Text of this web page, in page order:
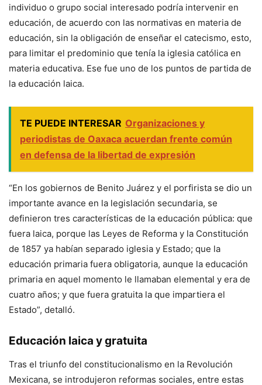
individuo o grupo social interesado podría intervenir en
educación, de acuerdo con las normativas en materia de
educación, sin la obligación de enseñar el catecismo, esto,
para limitar el predominio que tenía la iglesia católica en
materia educativa. Ese fue uno de los puntos de partida de
la educación laica.
TE PUEDE INTERESAR Organizaciones y
periodistas de Oaxaca acuerdan frente común
en defensa de la libertad de expresión
“En los gobiernos de Benito Juárez y el porfirista se dio un
importante avance en la legislación secundaria, se
definieron tres características de la educación pública: que
fuera laica, porque las Leyes de Reforma y la Constitución
de 1857 ya habían separado iglesia y Estado; que la
educación primaria fuera obligatoria, aunque la educación
primaria en aquel momento le llamaban elemental y era de
cuatro años; y que fuera gratuita la que impartiera el
Estado”, detalló.
Educación laica y gratuita
Tras el triunfo del constitucionalismo en la Revolución
Mexicana, se introdujeron reformas sociales, entre estas